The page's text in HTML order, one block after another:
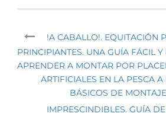
!A CABALLO!. EQUITACIÓN
PRINCIPIANTES. UNA GUÍA FÁCIL
APRENDER A MONTAR POR
ARTIFICIALES EN LA PESCA
BÁSICOS DE
IMPRESCINDIBLES. GUÍA